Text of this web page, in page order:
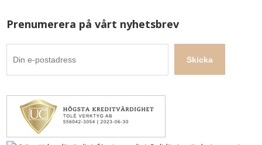
Prenumerera på vårt nyhetsbrev